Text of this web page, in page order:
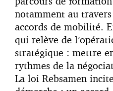
notamment au travers
accords de mobilité.
qui relève de
stratégique : mettre
rythmes de la
La loi Rebsamen